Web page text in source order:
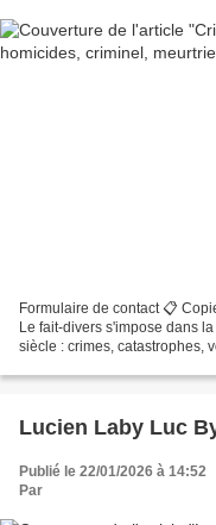
Formulaire de contact 📋
Le fait-divers s'impose dans
siècle : crimes, catastrophes,
Lucien Laby Luc
Publié le 22/01/2026 à 14:52
Par